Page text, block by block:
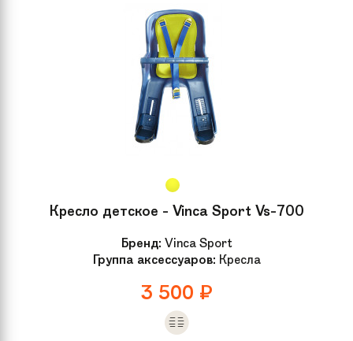
Кресло детское - Vinca Sport Vs-700
Бренд: Vinca Sport
Группа аксессуаров: Кресла
3 500 ₽